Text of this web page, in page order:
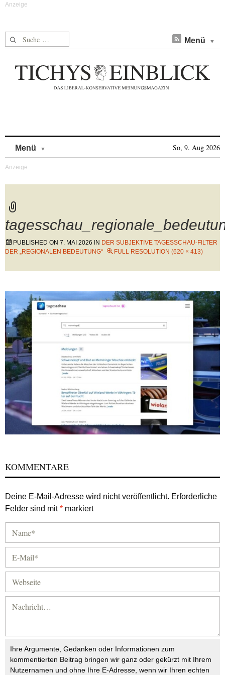
Suche nach: Menü
Menü So, 9. Aug 2026
PUBLISHED ON 7. MAI 2026 IN DER SUBJEKTIVE TAGESSCHAU-FILTER
DER „REGIONALEN BEDEUTUNG“
FULL RESOLUTION (620 × 413)
KOMMENTARE
Deine E-Mail-Adresse wird nicht veröffentlicht. Erforderliche
Felder sind mit* markiert
Ihre Argumente, Gedanken oder Informationen zum
kommentierten Beitrag bringen wir ganz oder gekürzt mit Ihrem
Nutzernamen und ohne Ihre E-Adresse, wenn wir Ihren echten